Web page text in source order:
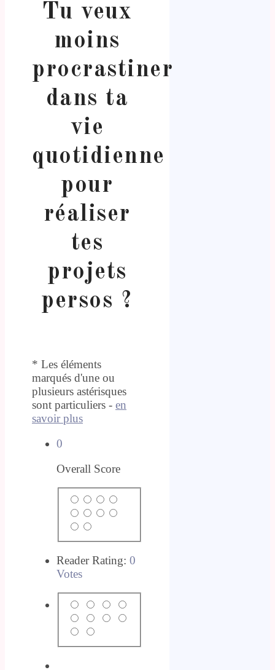
Tu veux
moins
procrastiner
dans ta
vie
quotidienne
pour
réaliser
tes
projets
persos ?
* Les éléments
marqués d'une ou
plusieurs astérisques
sont particuliers - en
savoir plus
0
Overall Score
Reader Rating: 0
Votes